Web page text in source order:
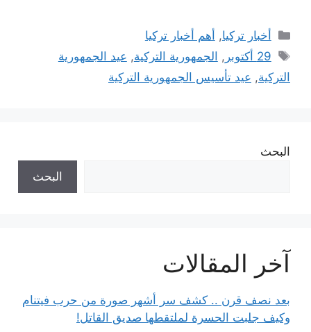
التصنيفات
أخبار تركيا, أهم أخبار تركيا
الوسوم
29 أكتوبر , الجمهورية التركية, عيد الجمهورية
التركية, عيد تأسيس الجمهورية التركية
البحث
البحث
آخر المقالات
بعد نصف قرن .. كشف سر أشهر صورة من حرب فيتنام
وكيف جلبت الحسرة لملتقطها صديق القاتل!